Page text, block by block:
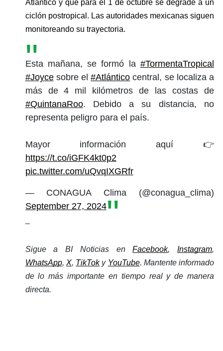
Atlántico y que para el 1 de octubre se degrade a un
ciclón postropical. Las autoridades mexicanas siguen
monitoreando su trayectoria.
Esta mañana, se formó la #TormentaTropical
#Joycesobre el#Atlántico central, se localiza a
más de 4 mil kilómetros de las costas de
#QuintanaRoo. Debido a su distancia, no
representa peligro para el país.
Mayor información aquí 👉
https://t.co/iGFK4kt0p2
pic.twitter.com/uQvqIXGRfr
— CONAGUA Clima (@conagua_clima)
September 27, 2024
Sigue a BI Noticias en Facebook, Instagram,
WhatsApp, X, TikTok y YouTube. Mantente informado
de lo más importante en tiempo real y de manera
directa.